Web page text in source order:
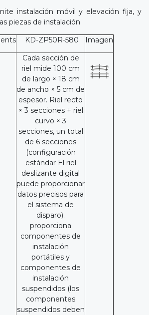
instalación móvil y elevación fija, y
piezas de instalación
KD-ZP50R-580
Imagen
Cada sección de
riel mide 100 cm
de largo × 18 cm
de ancho × 5 cm de
espesor. Riel recto
× 3 secciones + riel
curvo × 3
secciones, un total
de 6 secciones
(configuración
estándar El riel
deslizante digital
puede proporcionar
datos precisos para
el sistema de
disparo).
proporciona
componentes de
instalación
portátiles y
componentes de
instalación
suspendidos (los
componentes
suspendidos deben